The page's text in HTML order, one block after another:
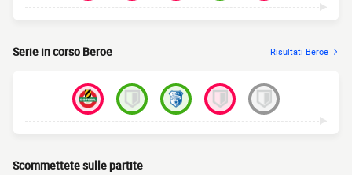
Serie in corso Beroe Risultati Beroe
Scommettete sulle partite